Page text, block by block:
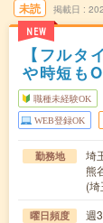
未読
NEW
掲載日
【フルタ
や時短も
職種未経験OK
WEB登録OK
勤務地
埼
熊
(
曜日頻度 週